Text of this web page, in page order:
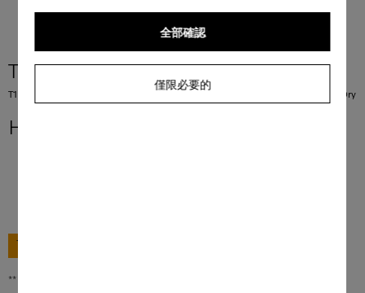
TEH785WP 9kg
T1 熱泵乾衣機： 9 公斤 I DirectSensor I SilenceDrum I DryCare 40 I HygieneDry
HK$ 15,980.00
** 香港零售價
僅限必要的
全部確認